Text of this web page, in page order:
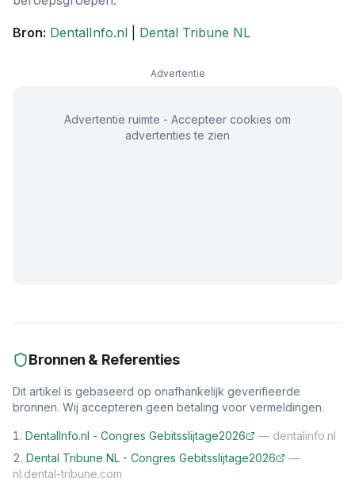
Bron: DentalInfo.nl Dental Tribune NL
Advertentie
Advertentie ruimte - Accepteer cookies om
advertenties te zien
Bronnen & Referenties
Dit artikel is gebaseerd op onafhankelijk geverifieerde
bronnen. Wij accepteren geen betaling voor vermeldingen.
DentalInfo.nl - Congres Gebitsslijtage2026 — dentalinfo.nl
Dental Tribune NL - Congres Gebitsslijtage2026
—
nl.dental-tribune.com